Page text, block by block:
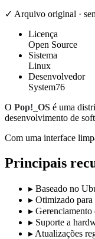
✓ Arquivo original ·
Licença
Open Source
Sistema
Linux
Desenvolvedor
System76
O Pop!_OS é uma
desenvolvimento de
Com uma interface
Principais
▸ Baseado no
▸ Otimizado para
▸ Gerenciamento
▸ Suporte a
▸ Atualizações